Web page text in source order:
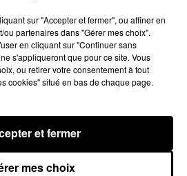
sur "Accepter et fermer", ou affiner en
partenaires dans "Gérer mes choix".
en cliquant sur "Continuer sans
s'appliqueront que pour ce site. Vous
ou retirer votre consentement à tout
cookies" situé en bas de chaque page.
mes choix
et fermer